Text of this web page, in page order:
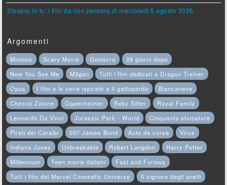
Stasera in tv: i film da non perdere di mercoledì 5 agosto 2026
Argomenti
Minions Scary Movie Gomorra
28 giorni dopo
Now You See Me
M3gan
Tutti i film dedicati a Dragon Trainer
Opus
I film e le serie ispirate a Il gattopardo
Biancaneve
Checco Zalone
Oppenheimer Baby Sitter
Royal Family
Leonardo Da Vinci
Jurassic Park - World
Cinquanta sfumature
Pirati dei Caraibi
007 James Bond Auto da corsa
Virus
Indiana Jones
Unbreakable Robert Langdon
Harry Potter
Millennium
Teen movie italiani
Fast and Furious
Tutti i film del Marvel Cinematic Universe
Il signore degli anelli